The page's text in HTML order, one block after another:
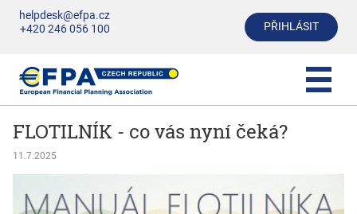
helpdesk@efpa.cz
+420 246 056 100
PŘIHLÁSIT
FLOTILNÍK - co vás nyní čeká?
11.7.2025